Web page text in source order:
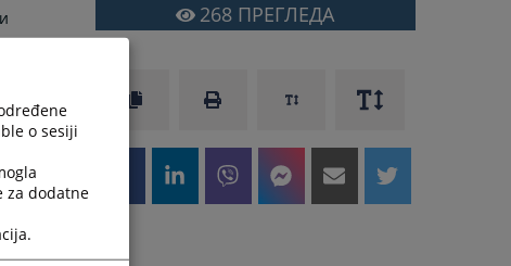
у
268 ПРЕГЛЕДА
o sesiji
za dodatne